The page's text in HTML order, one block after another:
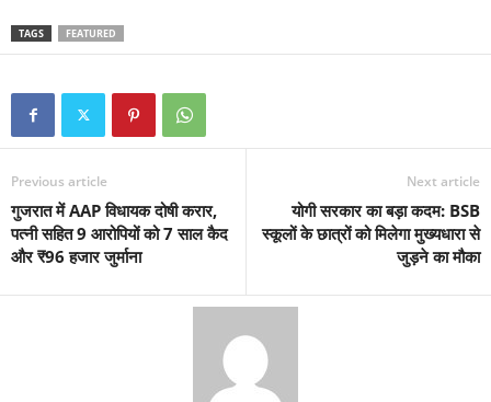
TAGS FEATURED
Previous article
गुजरात में AAP विधायक दोषी करार,
पत्नी सहित 9 आरोपियों को 7 साल कैद
और ₹96 हजार जुर्माना
Next article
योगी सरकार का बड़ा कदम: BSB
स्कूलों के छात्रों को मिलेगा मुख्यधारा से
जुड़ने का मौका